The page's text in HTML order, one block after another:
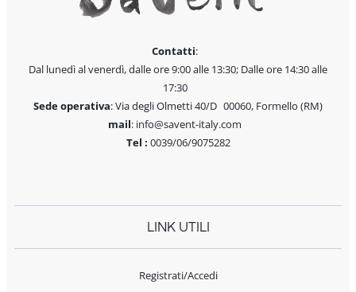
Contatti:
Dal lunedì al venerdì, dalle ore 9:00 alle 13:30; Dalle ore 14:30 alle
17:30
Sede operativa: Via degli Olmetti 40/D 00060, Formello (RM)
mail: info@savent-italy.com
Tel : 0039/06/9075282
LINK UTILI
Registrati/Accedi